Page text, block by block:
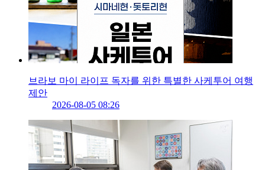
브라보 마이 라이프 독자를 위한 특별한 사케투어 여행
제안
2026-08-05 08:26